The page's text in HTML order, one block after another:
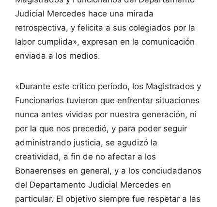
Judicial Mercedes hace una mirada
retrospectiva, y felicita a sus colegiados por la
labor cumplida», expresan en la comunicación
enviada a los medios.
«Durante este crítico período, los Magistrados y
Funcionarios tuvieron que enfrentar situaciones
nunca antes vividas por nuestra generación, ni
por la que nos precedió, y para poder seguir
administrando justicia, se agudizó la
creatividad, a fin de no afectar a los
Bonaerenses en general, y a los conciudadanos
del Departamento Judicial Mercedes en
particular. El objetivo siempre fue respetar a las